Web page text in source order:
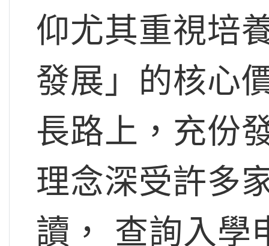
仰尤其重視培
發展」的核心
長路上，充份
理念深受許多
讀， 查詢入學